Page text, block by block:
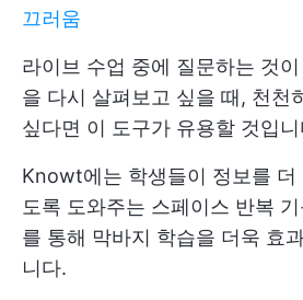
끄러움
라이브 수업 중에 질문하는 것
을 다시 살펴보고 싶을 때, 천천
싶다면 이 도구가 유용할 것입니
Knowt에는 학생들이 정보를 더
도록 도와주는 스페이스 반복
를 통해 막바지 학습을 더욱 효
니다.